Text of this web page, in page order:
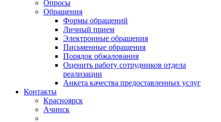
Опросы
Обращения
Формы обращений
Личный прием
Электронные обращения
Письменные обращения
Порядок обжалования
Оценить работу сотрудников отдела
реализации
Анкета качества предоставленных услуг
Контакты
Красноярск
Ачинск